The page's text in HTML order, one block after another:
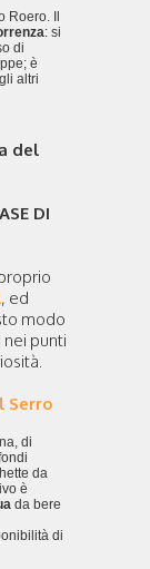
Il
: si
di
è
altri
del
DI
, ed
modo
punti
Serro
di
da
è
da bere
di